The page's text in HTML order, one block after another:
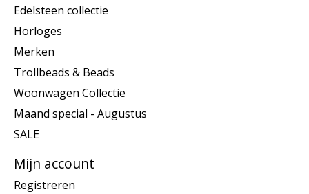
Edelsteen collectie
Horloges
Merken
Trollbeads & Beads
Woonwagen Collectie
Maand special - Augustus
SALE
Mijn account
Registreren